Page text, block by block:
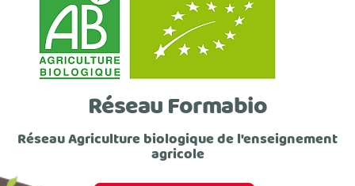
Réseau Formabio
Réseau Agriculture biologique de l'enseignement
agricole